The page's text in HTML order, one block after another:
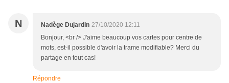
N Nadège Dujardin 27/10/2020 12:11
Bonjour, <br /> J'aime beaucoup vos cartes pour centre de
mots, est-il possible d'avoir la trame modifiable? Merci du
partage en tout cas!
Répondre